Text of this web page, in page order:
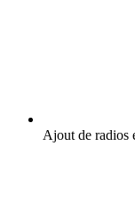
Ajout de radios